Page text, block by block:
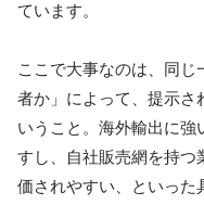
ています。
ここで大事なのは、同
者か」によって、提示さ
いうこと。海外輸出に強
すし、自社販売網を持つ
価されやすい、といった